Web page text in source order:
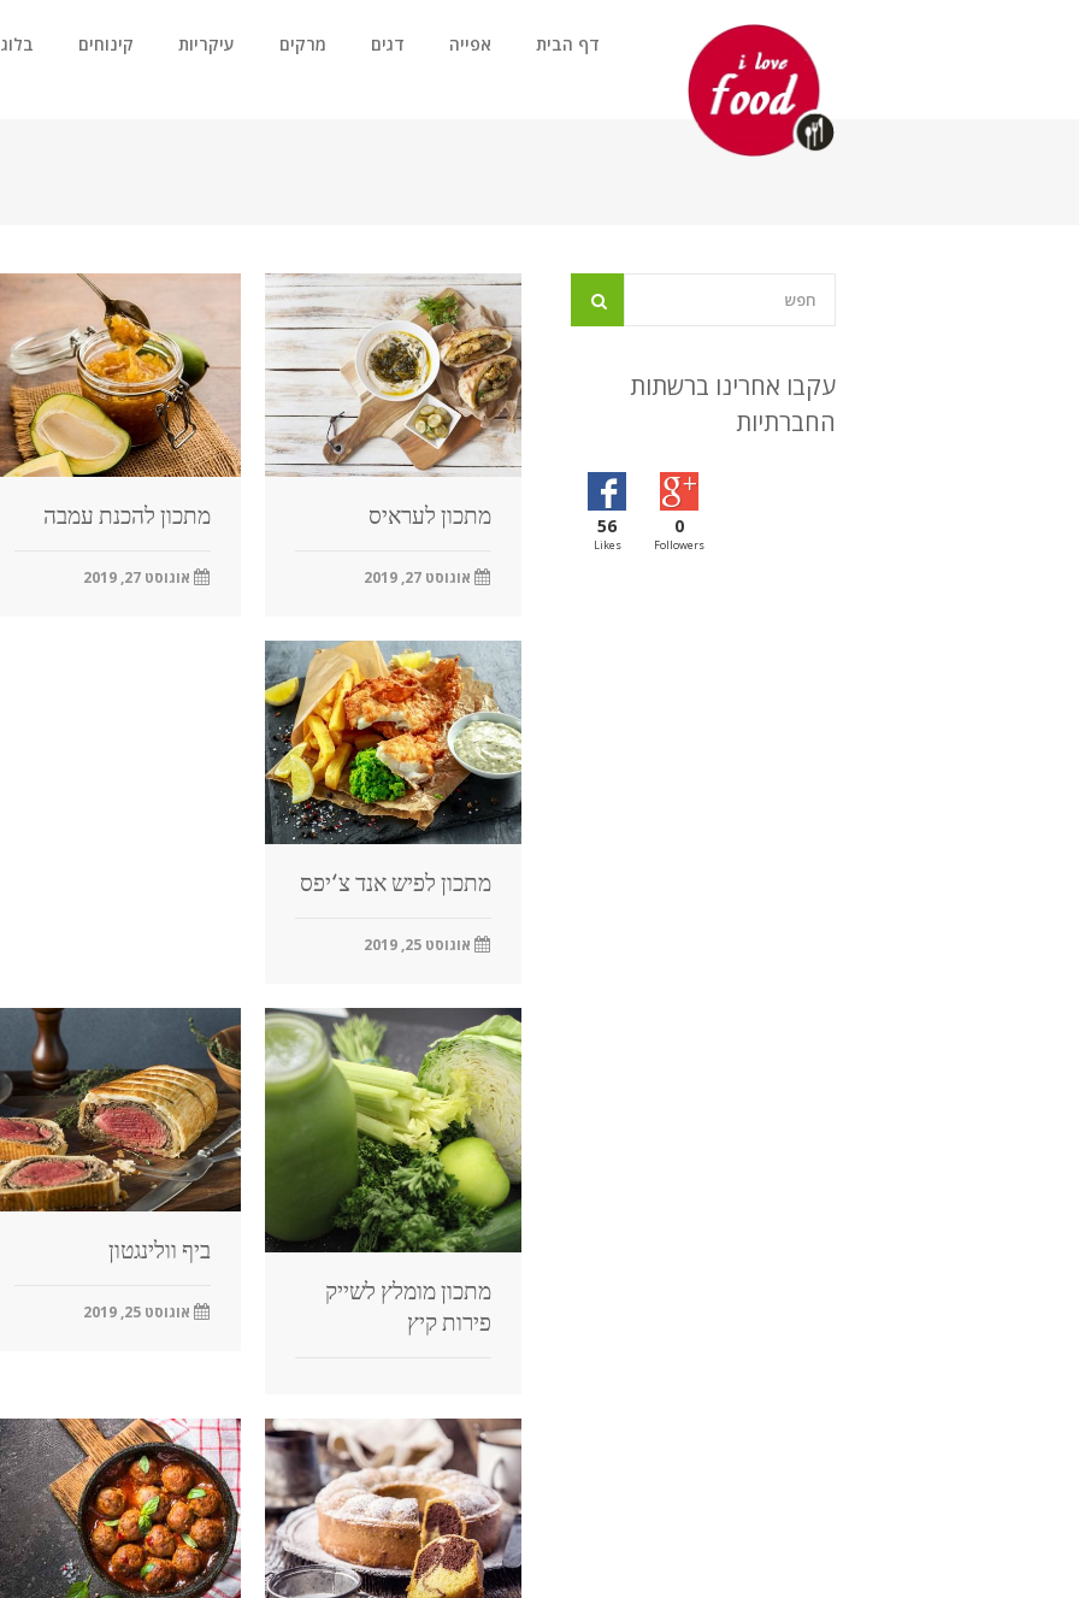
דף הבית אפייה דגים מרקים עיקריות קינוחים בלוג
מתכון להכנת עמבה
אוגוסט 27, 2019
מתכון לעראיס
אוגוסט 27, 2019
מתכון לפיש אנד צ‘יפס
אוגוסט 25, 2019
ביף וולינגטון
אוגוסט 25, 2019
מתכון מומלץ לשייק
פירות קיץ
עקבו אחרינו ברשתות
החברתיות
56
Likes
0
Followers